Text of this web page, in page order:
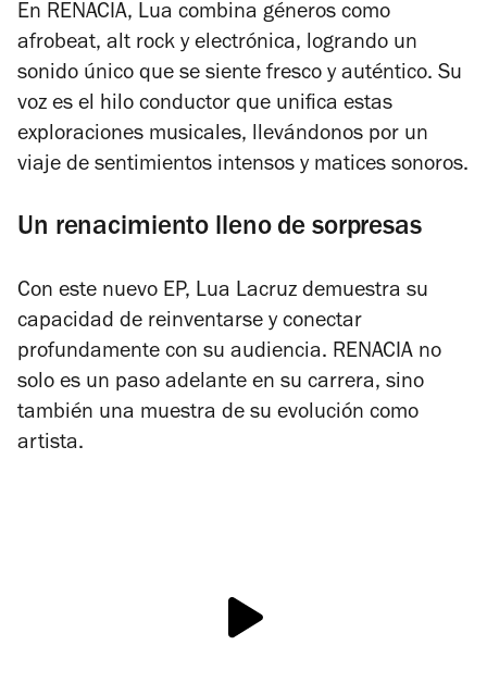
En RENACIA, Lua combina géneros como
afrobeat, alt rock y electrónica, logrando un
sonido único que se siente fresco y auténtico. Su
voz es el hilo conductor que unifica estas
exploraciones musicales, llevándonos por un
viaje de sentimientos intensos y matices sonoros.
Un renacimiento lleno de sorpresas
Con este nuevo EP, Lua Lacruz demuestra su
capacidad de reinventarse y conectar
profundamente con su audiencia. RENACIA no
solo es un paso adelante en su carrera, sino
también una muestra de su evolución como
artista.